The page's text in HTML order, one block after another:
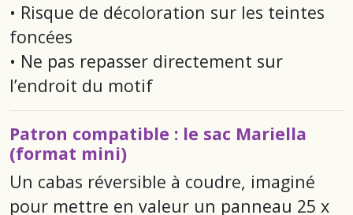
• Risque de décoloration sur les teintes
foncées
• Ne pas repasser directement sur
l’endroit du motif
Patron compatible : le sac Mariella
(format mini)
Un cabas réversible à coudre, imaginé
pour mettre en valeur un panneau 25 x